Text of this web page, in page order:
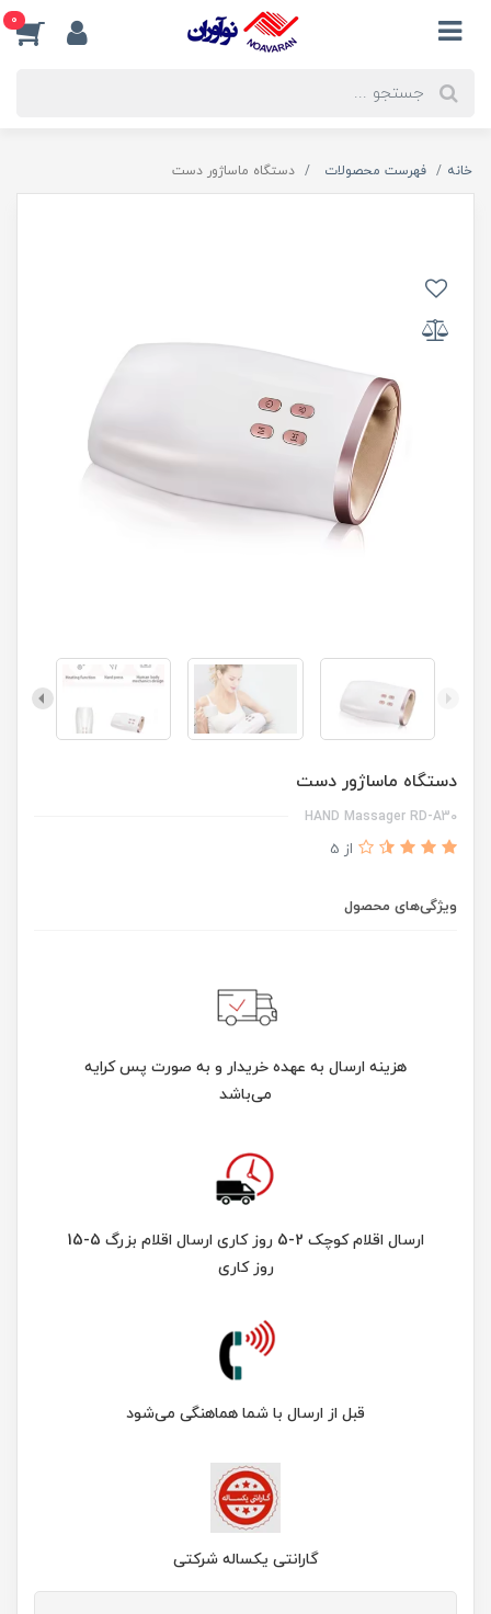
0
خانه فهرست محصولات دستگاه ماساژور دست
دستگاه ماساژور دست
HAND Massager RD-A30
از 5
ویژگی‌های محصول
هزینه ارسال به عهده خریدار و به صورت پس کرایه
می‌باشد
ارسال اقلام کوچک 2-5 روز کاری ارسال اقلام بزرگ 5-15
روز کاری
قبل از ارسال با شما هماهنگی می‌شود
گارانتی یکساله شرکتی